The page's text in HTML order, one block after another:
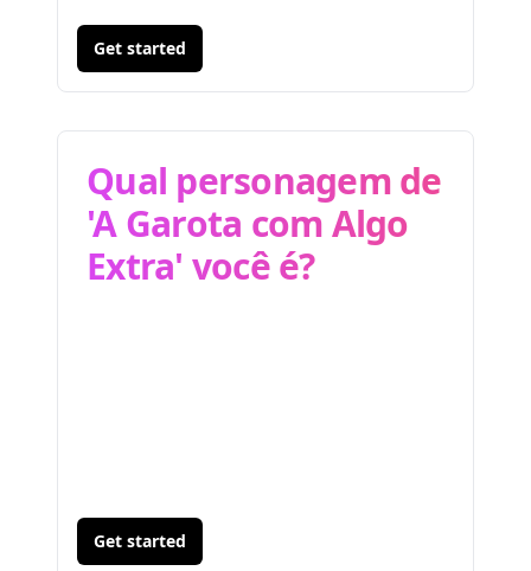
Get started
Qual personagem de
'A Garota com Algo
Extra' você é?
Get started